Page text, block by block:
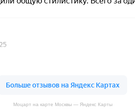
Моцарт на карте Москвы — Яндекс Карты